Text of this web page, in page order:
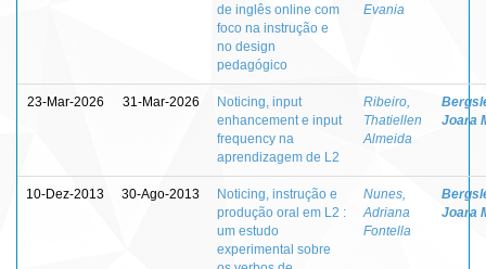
de inglês online com
foco na instrução e
no design
pedagógico
Evania
23-Mar-2026 31-Mar-2026
Noticing, input
enhancement e input
frequency na
aprendizagem de L2
Ribeiro,
Thatiellen
Almeida
Joara
10-Dez-2013 30-Ago-2013
Noticing, instrução e
produção oral em L2 :
um estudo
experimental sobre
Nunes,
Adriana
Fontella
Joara